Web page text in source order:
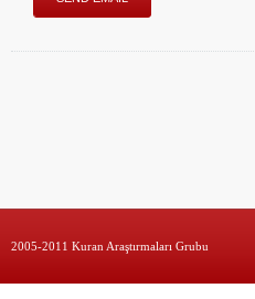
2005-2011 Kuran Araştırmaları Grubu